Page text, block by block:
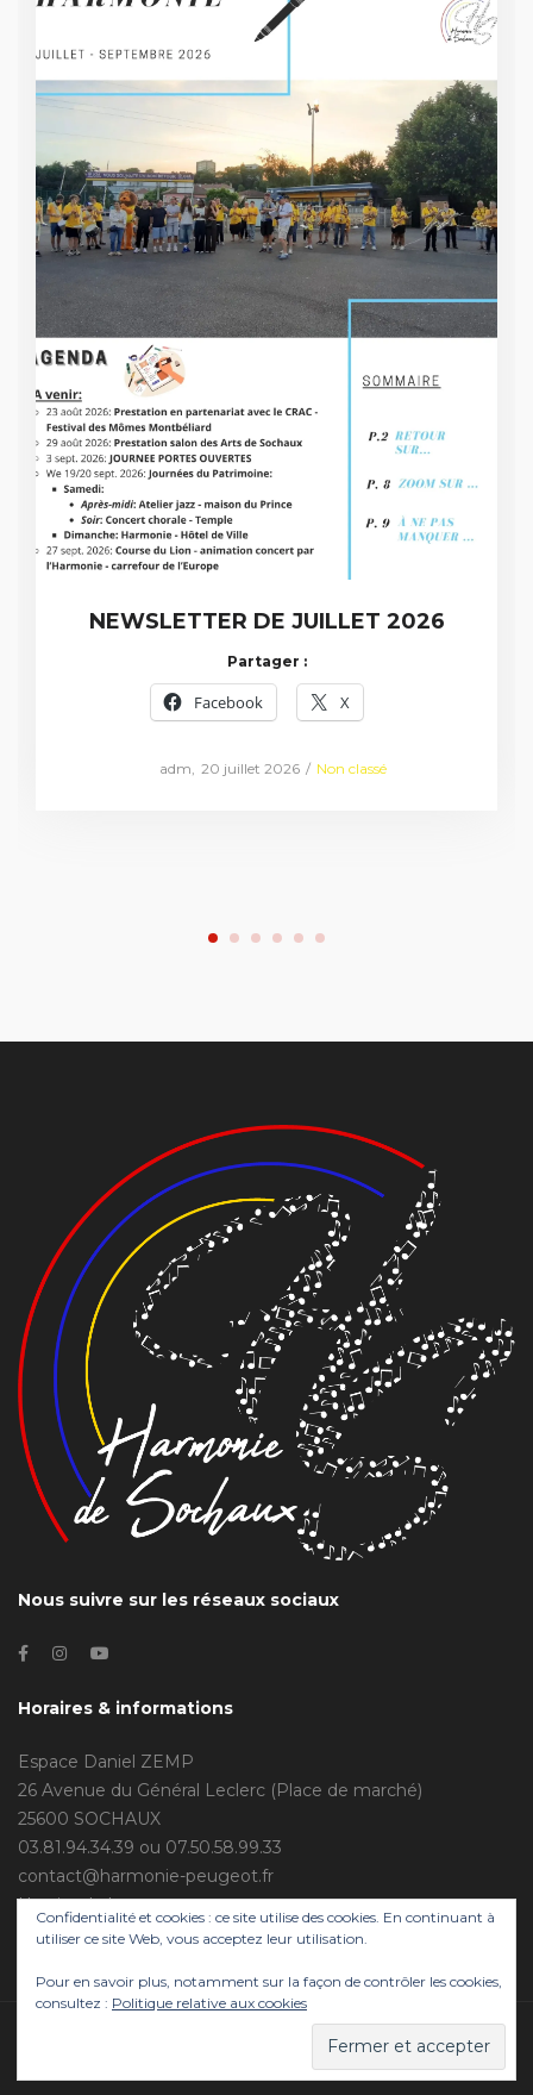
NEWSLETTER DE JUILLET 2026
Partager :
Facebook X
adm Posted
20 juillet 2026
Posted
Non classé
Nous suivre sur les réseaux sociaux
Horaires & informations
Espace Daniel ZEMP
26 Avenue du Général Leclerc (Place de marché)
25600 SOCHAUX
03.81.94.34.39 ou 07.50.58.99.33
contact@harmonie-peugeot.fr
Horaire de la permanence :
Mercredi : 14h00 - 18h00
Harmonie de Sochaux
All Right Reserved 2020
Confidentialité et cookies : ce site utilise des cookies. En continuant à
utiliser ce site Web, vous acceptez leur utilisation.
Pour en savoir plus, notamment sur la façon de contrôler les cookies,
consultez : Politique relative aux cookies